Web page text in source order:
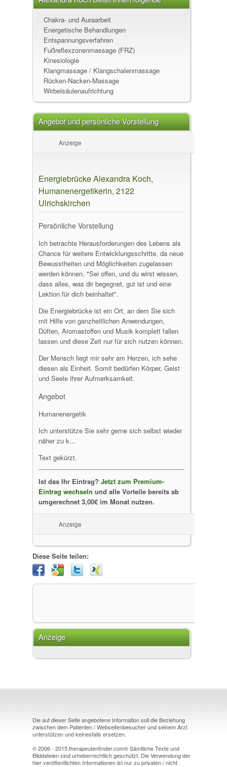
Leistungen an
Chakra- und Auraarbeit
Energetische Behandlungen
Entspannungsverfahren
Fußreflexzonenmassage (FRZ)
Kinesiologie
Klangmassage / Klangschalenmassage
Rücken-Nacken-Massage
Wirbelsäulenaufrichtung
Angebot und persönliche Vorstellung
Anzeige
Energiebrücke Alexandra Koch,
Humanenergetikerin, 2122
Ulrichskirchen
Persönliche Vorstellung
Ich betrachte Herausforderungen des Lebens als
Chance für weitere Entwicklungsschritte, da neue
Bewusstheiten und Möglichkeiten zugelassen
werden können. "Sei offen, und du wirst wissen,
dass alles, was dir begegnet, gut ist und eine
Lektion für dich beinhaltet".
Die Energiebrücke ist ein Ort, an dem Sie sich
mit Hilfe von ganzheitlichen Anwendungen,
Düften, Aromastoffen und Musik komplett fallen
lassen und diese Zeit nur für sich nutzen können.
Der Mensch liegt mir sehr am Herzen, ich sehe
diesen als Einheit. Somit bedürfen Körper, Geist
und Seele ihrer Aufmerksamkeit.
Angebot
Humanenergetik
Ich unterstütze Sie sehr gerne sich selbst wieder
näher zu k...
Text gekürzt.
Ist das Ihr Eintrag? Jetzt zum Premium-
Eintrag wechseln und alle Vorteile bereits ab
umgerechnet 3,00€ im Monat nutzen.
Anzeige
Diese Seite teilen:
Anzeige
Die auf dieser Seite angebotene Information soll die Beziehung
zwischen dem Patienten / Webseitenbesucher und seinem Arzt
unterstützen und keinesfalls ersetzen.
© 2006 - 2015 therapeutenfinder.com® Sämtliche Texte und
Bilddateien sind urheberrechtlich geschützt. Die Verwendung der
hier veröffentlichten Informationen ist nur zu privaten / nicht